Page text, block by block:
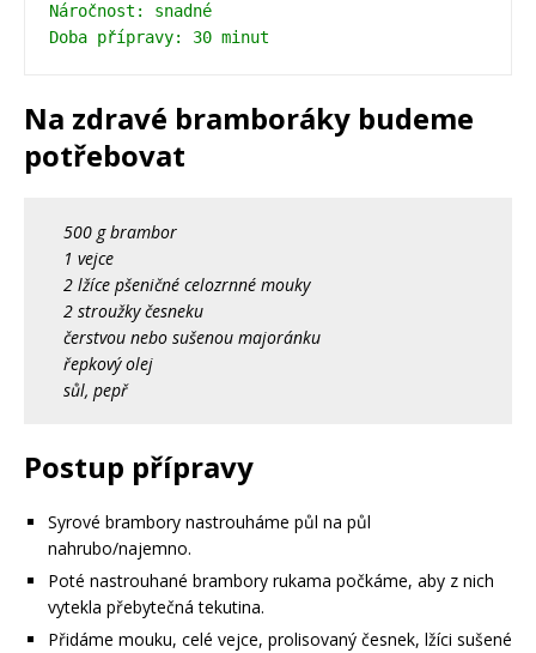
Náročnost: snadné
Doba přípravy: 30 minut
Na zdravé bramboráky budeme
potřebovat
500 g brambor
1 vejce
2 lžíce pšeničné celozrnné mouky
2 stroužky česneku
čerstvou nebo sušenou majoránku
řepkový olej
sůl, pepř
Postup přípravy
Syrové brambory nastrouháme půl na půl
nahrubo/najemno.
Poté nastrouhané brambory rukama počkáme, aby z nich
vytekla přebytečná tekutina.
Přidáme mouku, celé vejce, prolisovaný česnek, lžíci sušené